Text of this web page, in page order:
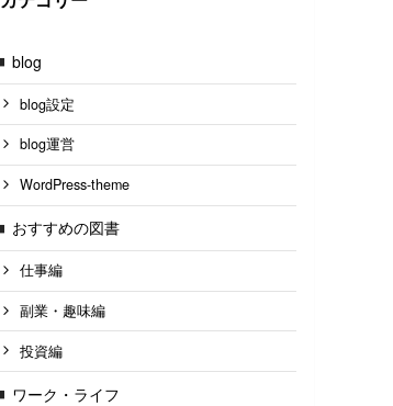
blog
blog設定
blog運営
WordPress-theme
おすすめの図書
仕事編
副業・趣味編
投資編
ワーク・ライフ